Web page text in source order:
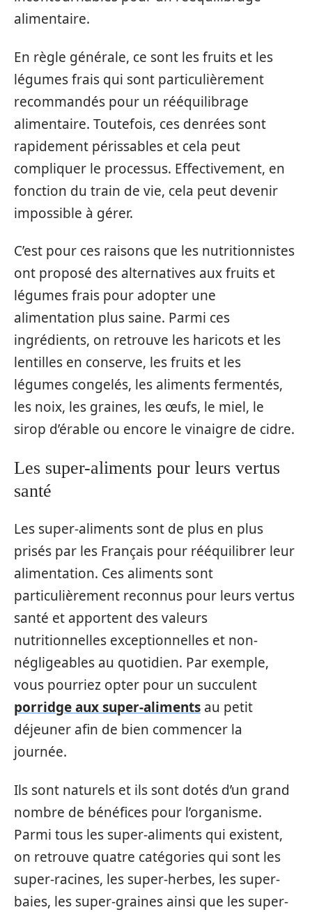
alimentaire.
En règle générale, ce sont les fruits et les
légumes frais qui sont particulièrement
recommandés pour un rééquilibrage
alimentaire. Toutefois, ces denrées sont
rapidement périssables et cela peut
compliquer le processus. Effectivement, en
fonction du train de vie, cela peut devenir
impossible à gérer.
C’est pour ces raisons que les nutritionnistes
ont proposé des alternatives aux fruits et
légumes frais pour adopter une
alimentation plus saine. Parmi ces
ingrédients, on retrouve les haricots et les
lentilles en conserve, les fruits et les
légumes congelés, les aliments fermentés,
les noix, les graines, les œufs, le miel, le
sirop d’érable ou encore le vinaigre de cidre.
Les super-aliments pour leurs vertus
santé
Les super-aliments sont de plus en plus
prisés par les Français pour rééquilibrer leur
alimentation. Ces aliments sont
particulièrement reconnus pour leurs vertus
santé et apportent des valeurs
nutritionnelles exceptionnelles et non-
négligeables au quotidien. Par exemple,
vous pourriez opter pour un succulent
porridge aux super-aliments au petit
déjeuner afin de bien commencer la
journée.
Ils sont naturels et ils sont dotés d’un grand
nombre de bénéfices pour l’organisme.
Parmi tous les super-aliments qui existent,
on retrouve quatre catégories qui sont les
super-racines, les super-herbes, les super-
baies, les super-graines ainsi que les super-